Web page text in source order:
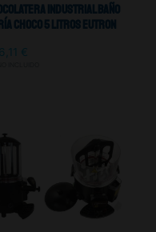
Industrial Baño
Choco 5 Litros Eutron
€